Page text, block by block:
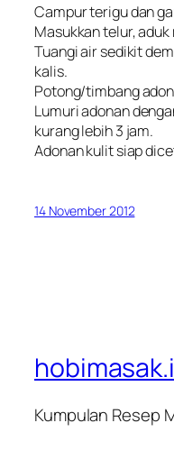
Campur terigu dan
Masukkan telur, aduk
Tuangi air sedikit
kalis.
Potong/timbang
Lumuri adonan
kurang lebih 3 jam.
Adonan kulit siap
14 November 2012
Kumpulan Resep